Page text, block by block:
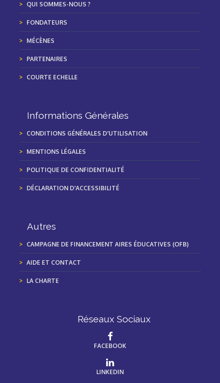
QUI SOMMES-NOUS ?
FONDATEURS
MÉCÈNES
PARTENAIRES
COURTE ECHELLE
Informations Générales
CONDITIONS GÉNÉRALES D'UTILISATION
MENTIONS LÉGALES
POLITIQUE DE CONFIDENTIALITÉ
DÉCLARATION D'ACCESSIBILITÉ
Autres
CAMPAGNE DE FINANCEMENT AIRES ÉDUCATIVES (OFB)
AIDE ET CONTACT
LA CHARTE
Réseaux Sociaux
FACEBOOK
LINKEDIN